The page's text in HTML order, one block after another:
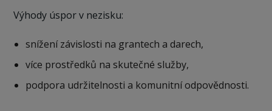
Výhody úspor v nezisku:
snížení závislosti na grantech a darech,
více prostředků na skutečné služby,
podpora udržitelnosti a komunitní odpovědnosti.